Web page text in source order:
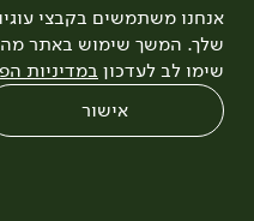
אנחנו משתמשים בקבצי
שלך. המשך שימוש באתר
שימו לב לעדכון במדיניות
אישור